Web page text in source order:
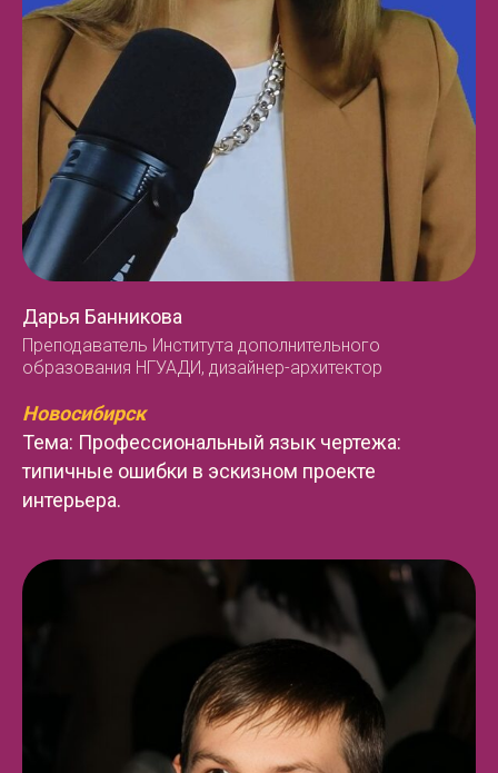
Дарья Банникова
Преподаватель Института дополнительного
образования НГУАДИ, дизайнер-архитектор
Новосибирск
Тема: Профессиональный язык чертежа:
типичные ошибки в эскизном проекте
интерьера.